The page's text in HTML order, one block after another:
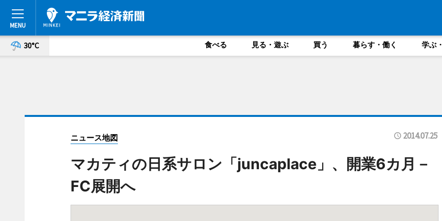
30°C 食べる 見る・遊ぶ 買う 暮らす・働く 学ぶ
ニュース地図 2014.07.25
マカティの日系サロン「juncaplace」、開業6カ月－
FC展開へ